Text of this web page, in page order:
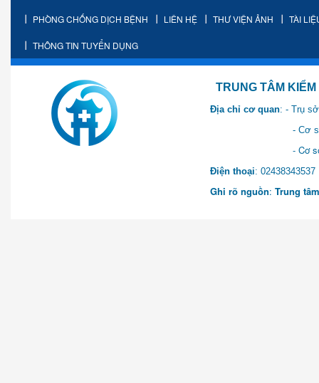
PHÒNG CHỐNG DỊCH BỆNH LIÊN HỆ THƯ VIỆN ẢNH TÀI
THÔNG TIN TUYỂN DỤNG
TRUNG TÂM KIỂM SOÁT
Địa chỉ cơ quan: - Trụ
- Cơ sở 2: Khu Hành
- Cơ sở 3: Số 1 Ngõ 2
Điện thoại:
Ghi rõ nguồn: Trung